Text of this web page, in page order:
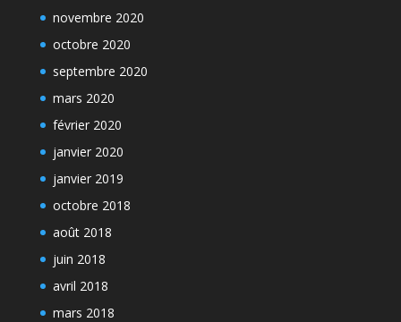
novembre 2020
octobre 2020
septembre 2020
mars 2020
février 2020
janvier 2020
janvier 2019
octobre 2018
août 2018
juin 2018
avril 2018
mars 2018